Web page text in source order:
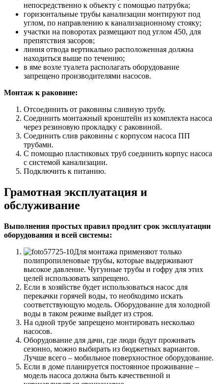
непосредственно к объекту с помощью патрубка;
горизонтальные трубы канализации монтируют под
углом, по направлению к канализационному стояку;
участки на поворотах размещают под углом 450, для
препятствия засоров;
линия отвода вертикально расположенная должна
находиться выше по течению;
в яме возле туалета располагать оборудование
запрещено производителями насосов.
Монтаж к раковине:
Отсоединить от раковины сливную трубу.
Соединить монтажный кронштейн из комплекта насоса
через резиновую прокладку с раковиной.
Соединить слив раковины с корпусом насоса ПП
трубами.
С помощью пластиковых труб соединить корпус насоса
с системой канализации.
Подключить к питанию.
Грамотная эксплуатация и
обслуживание
Выполнения простых правил продлит срок эксплуатации
оборудования и всей системы:
Для монтажа применяют только
полипропиленовые трубы, которые выдерживают
высокое давление. Чугунные трубы и гофру для этих
целей использовать запрещено.
Если в хозяйстве будет использоваться насос для
перекачки горячей воды, то необходимо искать
соответствующую модель. Оборудование для холодной
воды в таком режиме выйдет из строя.
На одной трубе запрещено монтировать несколько
насосов.
Оборудование для дачи, где люди будут проживать
сезонно, можно выбирать из бюджетных вариантов.
Лучше всего – мобильное поверхностное оборудование.
Если в доме планируется постоянное проживание –
модель насоса должна быть качественной и